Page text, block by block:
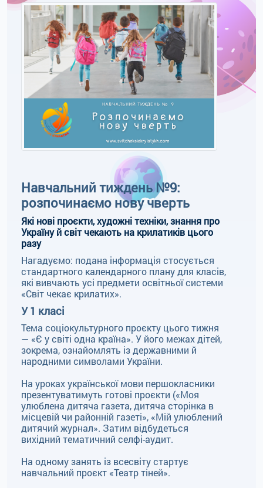
Навчальний тиждень №9:
розпочинаємо нову чверть
Які нові проєкти, художні техніки, знання про
Україну й світ чекають на крилатиків цього
разу
Нагадуємо: подана інформація стосується
стандартного календарного плану для класів,
які вивчають усі предмети освітньої системи
«Світ чекає крилатих».
У 1 класі
Тема соціокультурного проєкту цього тижня
— «Є у світі одна країна». У його межах дітей,
зокрема, ознайомлять із державними й
народними символами України.
На уроках української мови першокласники
презентуватимуть готові проєкти («Моя
улюблена дитяча газета, дитяча сторінка в
місцевій чи районній газеті», «Мій улюблений
дитячий журнал». Затим відбудеться
вихідний тематичний селфі-аудит.
На одному занять із всесвіту стартує
навчальний проєкт «Театр тіней».